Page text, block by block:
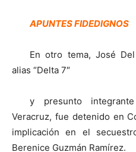
APUNTES FIDEDIGNOS
En otro tema, José Del
alias “Delta 7″
y presunto
Veracruz, fue detenido en
implicación en el
Berenice Guzmán Ramírez.